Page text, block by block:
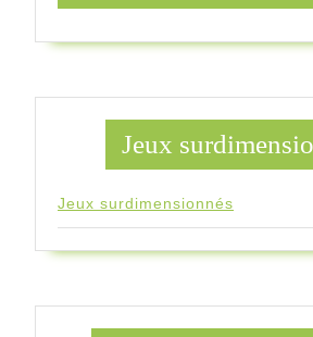
Jeux
Jeux surdimensionnés